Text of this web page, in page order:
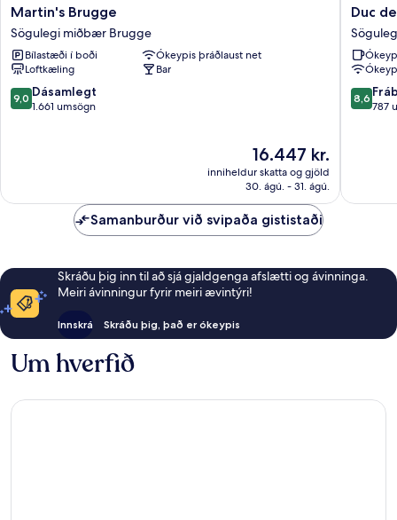
Martin's
Brugge
Sögulegi
miðbær
Brugge
Martin's Brugge
Sögulegi miðbær Brugge
Bílastæði í boði
Ókeypis þráðlaust net
Loftkæling
Bar
9.0
af
9,0 Dásamlegt
1.661 umsögn
Verðið
16.447 kr.
16.447 kr.
inniheldur skatta og gjöld
30. ágú. - 31. ágú.
Duc
de
miðbær
Brugge
Duc
8.6
af
8,6
787
Samanburður við svipaða gististaði
Skráðu þig inn til að sjá gjaldgenga afslætti og ávinninga.
Meiri ávinningur fyrir meiri ævintýri!
Innskrá Skráðu þig, það er ókeypis
Um hverfið